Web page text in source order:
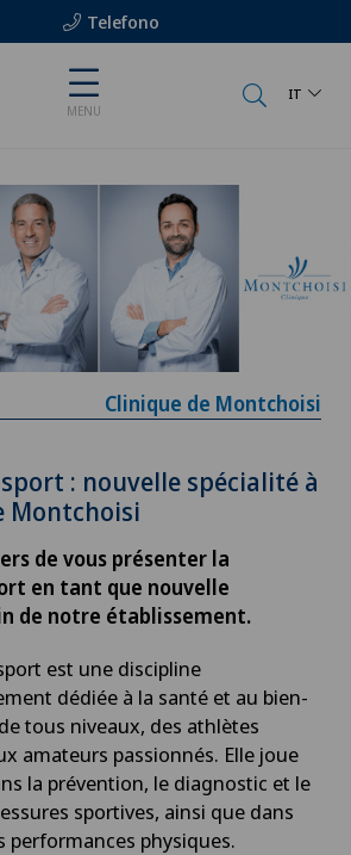
Telefono
MENU
IT
Clinique de Montchoisi
: nouvelle spécialité à
Montchoisi
de vous présenter la
en tant que nouvelle
de notre établissement.
est une discipline
dédiée à la santé et au bien-
tous niveaux, des athlètes
amateurs passionnés. Elle joue
la prévention, le diagnostic et le
sportives, ainsi que dans
performances physiques.